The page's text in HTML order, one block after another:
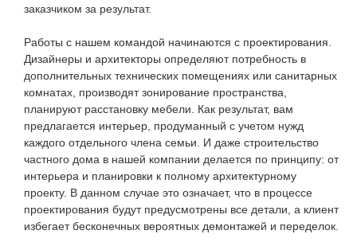
заказчиком за результат.
Работы с нашем командой начинаются с проектирования.
Дизайнеры и архитекторы определяют потребность в
дополнительных технических помещениях или санитарных
комнатах, производят зонирование пространства,
планируют расстановку мебели. Как результат, вам
предлагается интерьер, продуманный с учетом нужд
каждого отдельного члена семьи. И даже строительство
частного дома в нашей компании делается по принципу: от
интерьера и планировки к полному архитектурному
проекту. В данном случае это означает, что в процессе
проектирования будут предусмотрены все детали, а клиент
избегает бесконечных вероятных демонтажей и переделок.